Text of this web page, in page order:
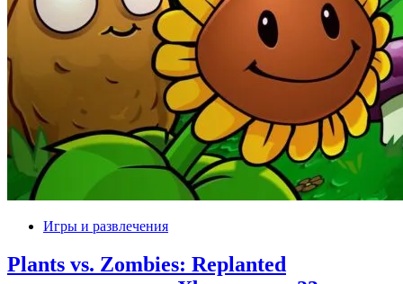
Игры и развлечения
Plants vs. Zombies: Replanted